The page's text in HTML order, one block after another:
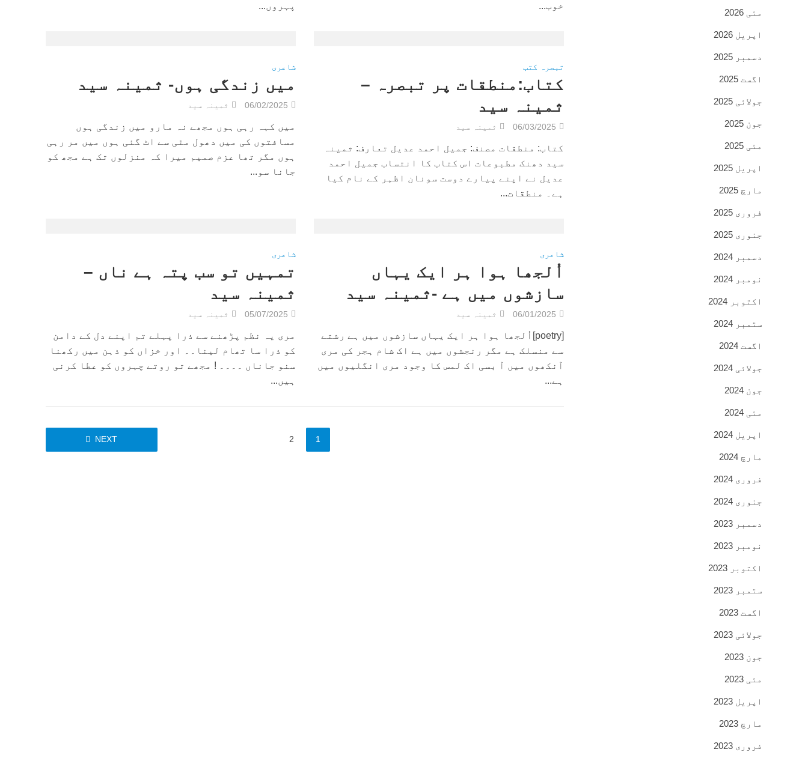
خوب...
پہروں...
تبصرہ کتب
کتاب:منطقات پر تبصرہ –
ثمینہ سید
06/03/2025 ثمینہ سید
کتاب: منطقات مصنف: جمیل احمد عدیل تعارف: ثمینہ
سید دھنک مطبوعات اس کتاب کا انتساب جمیل احمد
عدیل نے اپنے پیارے دوست سونان اظہر کے نام کیا
ہے۔ منطقات...
شاعری
میں زندگی ہوں- ثمینہ سید
06/02/2025 ثمینہ سید
میں کہہ رہی ہوں مجھے نہ مارو میں زندگی ہوں
مسافتوں کی میں دھول مٹی سے اٹ گئی ہوں میں مر رہی
ہوں مگر تھا عزم صمیم میرا کہ منزلوں تک ہے مجھ کو
جانا سو...
شاعری
اُلجھا ہوا ہر ایک یہاں
سازشوں میں ہے -ثمینہ سید
06/01/2025 ثمینہ سید
[poetry]اُلجھا ہوا ہر ایک یہاں سازشوں میں ہے رشتے
سے منسلک ہے مگر رنجشوں میں ہے اک شام ہجر کی مری
آنکھوں میں آ بسی اک لمس کا وجود مری انگلیوں میں
ہے...
شاعری
تمہیں تو سب پتہ ہے ناں –
ثمینہ سید
05/07/2025 ثمینہ سید
مری یہ نظم پڑھنے سے ذرا پہلے تم اپنے دل کے دامن
کو ذرا سا تھام لینا۔۔ اور خزاں کو ذہن میں رکھنا
سنو جاناں ۔۔۔۔ ! مجھے تو روتے چہروں کو عطا کرنی
ہیں...
1
2
NEXT
مئی 2026
اپریل 2026
دسمبر 2025
اگست 2025
جولائی 2025
جون 2025
مئی 2025
اپریل 2025
مارچ 2025
فروری 2025
جنوری 2025
دسمبر 2024
نومبر 2024
اکتوبر 2024
ستمبر 2024
اگست 2024
جولائی 2024
جون 2024
مئی 2024
اپریل 2024
مارچ 2024
فروری 2024
جنوری 2024
دسمبر 2023
نومبر 2023
اکتوبر 2023
ستمبر 2023
اگست 2023
جولائی 2023
جون 2023
مئی 2023
اپریل 2023
مارچ 2023
فروری 2023